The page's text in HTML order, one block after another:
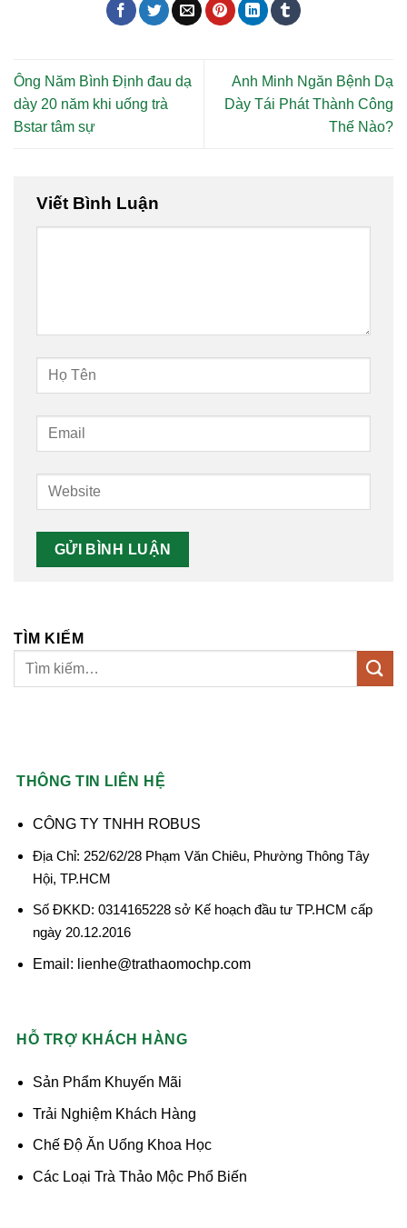
Ông Năm Bình Định đau dạ
dày 20 năm khi uống trà
Bstar tâm sự
Anh Minh Ngăn Bệnh Dạ
Dày Tái Phát Thành Công
Thế Nào?
Viết Bình Luận
TÌM KIẾM
THÔNG TIN LIÊN HỆ
CÔNG TY TNHH ROBUS
Địa Chỉ: 252/62/28 Phạm Văn Chiêu, Phường Thông Tây
Hội, TP.HCM
Số ĐKKD: 0314165228 sở Kế hoạch đầu tư TP.HCM cấp
ngày 20.12.2016
Email: lienhe@trathaomochp.com
HỖ TRỢ KHÁCH HÀNG
Sản Phẩm Khuyến Mãi
Trải Nghiệm Khách Hàng
Chế Độ Ăn Uống Khoa Học
Các Loại Trà Thảo Mộc Phổ Biến